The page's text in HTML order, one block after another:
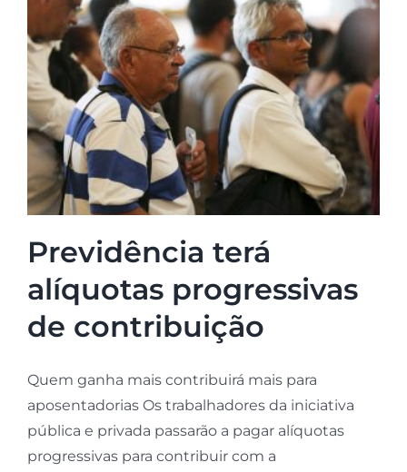
Previdência terá
alíquotas progressivas
de contribuição
Quem ganha mais contribuirá mais para
aposentadorias Os trabalhadores da iniciativa
pública e privada passarão a pagar alíquotas
progressivas para contribuir com a